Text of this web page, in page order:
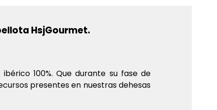
HsjGourmet.
100%. Que durante su fase de
presentes en nuestras dehesas